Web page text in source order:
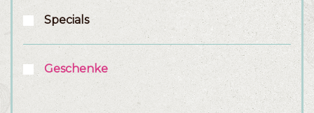
Specials
Geschenke